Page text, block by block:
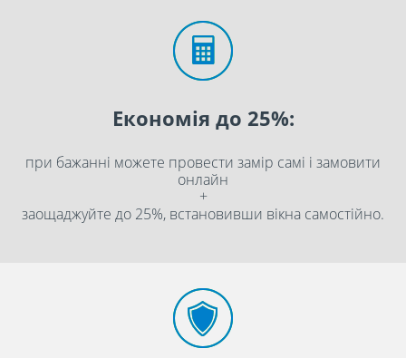
Економія до 25%:
при бажанні можете провести замір самі і замовити
онлайн
+
заощаджуйте до 25%, встановивши вікна самостійно.